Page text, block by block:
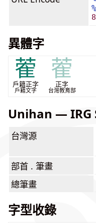
異體字
蒮
戶籍正字
戶籍文字
蒮
正字
台灣教育部
Unihan — IRG
台灣源
部首 . 筆畫
總筆畫
字型收錄